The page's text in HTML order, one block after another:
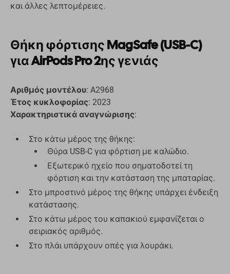
και άλλες λεπτομέρειες.
Θήκη φόρτισης MagSafe (USB-C)
για AirPods Pro 2ης γενιάς
Αριθμός μοντέλου: A2968
Έτος κυκλοφορίας: 2023
Χαρακτηριστικά αναγνώρισης:
Στο κάτω μέρος της θήκης:
Θύρα USB-C για φόρτιση με καλώδιο.
Εξωτερικό ηχείο που σηματοδοτεί τη
φόρτιση και την κατάσταση της μπαταρίας.
Στο μπροστινό μέρος της θήκης υπάρχει ένδειξη
κατάστασης.
Στο κάτω μέρος του καπακιού εμφανίζεται ο
σειριακός αριθμός.
Στο πλάι υπάρχουν οπές για λουράκι.